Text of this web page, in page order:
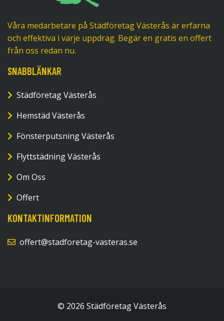
Våra medarbetare på Städföretag Västerås är erfarna
och effektiva i varje uppdrag. Begär en gratis en offert
från oss redan nu.
SNABBLÄNKAR
Städföretag Västerås
Hemstäd Västerås
Fönsterputsning Västerås
Flyttstädning Västerås
Om Oss
Offert
KONTAKTINFORMATION
offert@stadforetag-vasteras.se
© 2026 Städföretag Västerås